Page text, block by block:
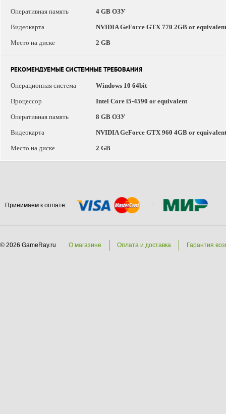
Оперативная память 4 GB ОЗУ
Видеокарта NVIDIA GeForce GTX 770 2GB or equivalent
Место на диске 2 GB
РЕКОМЕНДУЕМЫЕ СИСТЕМНЫЕ ТРЕБОВАНИЯ
Операционная система
Windows 10 64bit
Процессор Intel Core i5-4590 or equivalent
Оперативная память 8 GB ОЗУ
Видеокарта NVIDIA GeForce GTX 960 4GB or equivalent
Место на диске 2 GB
Принимаем к оплате:
© 2026 GameRay.ru О магазине Оплата и доставка Гарантия